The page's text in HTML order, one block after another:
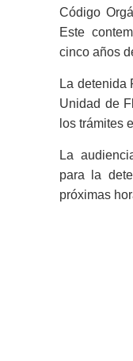
Código
Este
cinco años
La detenida
Unidad de
los trámites
La
para la
próximas